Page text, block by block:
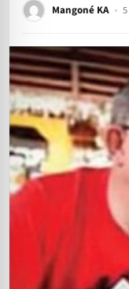
Mangoné KA